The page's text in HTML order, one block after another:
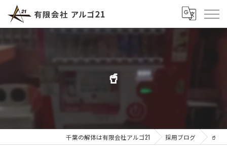
🥤
千葉の解体は有限会社アルゴ21 採用ブログ 🥤